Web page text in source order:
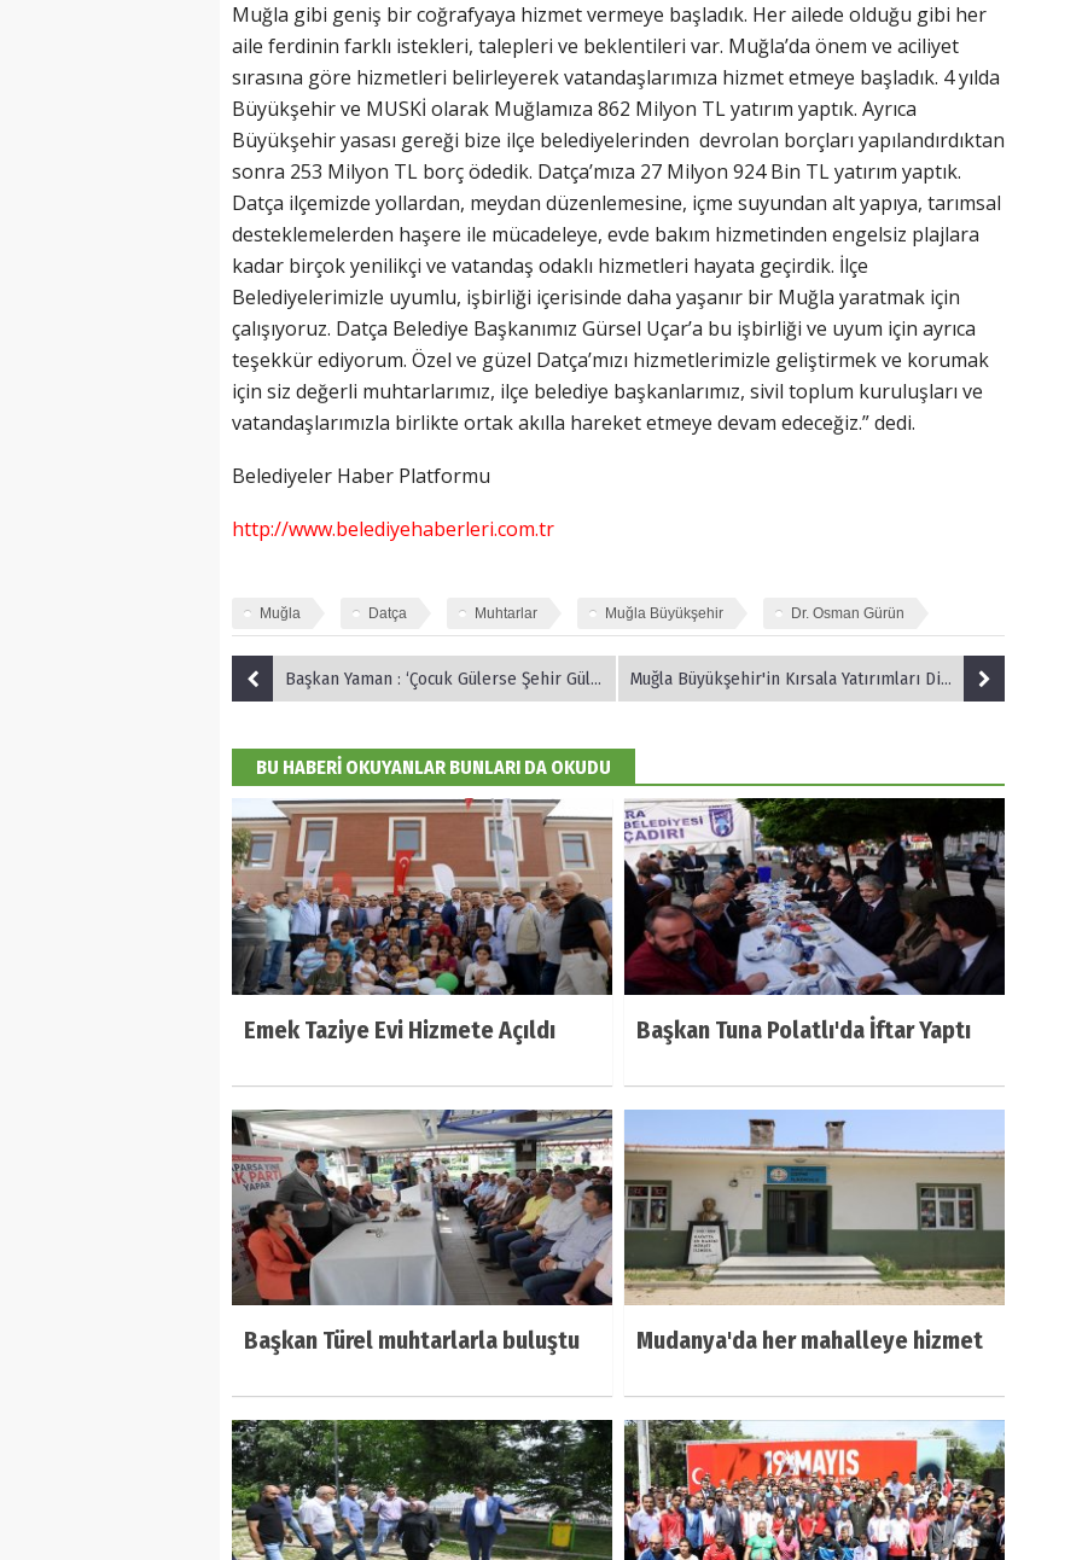
Muğla gibi geniş bir coğrafyaya hizmet vermeye başladık. Her ailede olduğu gibi her
aile ferdinin farklı istekleri, talepleri ve beklentileri var. Muğla’da önem ve aciliyet
sırasına göre hizmetleri belirleyerek vatandaşlarımıza hizmet etmeye başladık. 4 yılda
Büyükşehir ve MUSKİ olarak Muğlamıza 862 Milyon TL yatırım yaptık. Ayrıca
Büyükşehir yasası gereği bize ilçe belediyelerinden devrolan borçları yapılandırdıktan
sonra 253 Milyon TL borç ödedik. Datça’mıza 27 Milyon 924 Bin TL yatırım yaptık.
Datça ilçemizde yollardan, meydan düzenlemesine, içme suyundan alt yapıya, tarımsal
desteklemelerden haşere ile mücadeleye, evde bakım hizmetinden engelsiz plajlara
kadar birçok yenilikçi ve vatandaş odaklı hizmetleri hayata geçirdik. İlçe
Belediyelerimizle uyumlu, işbirliği içerisinde daha yaşanır bir Muğla yaratmak için
çalışıyoruz. Datça Belediye Başkanımız Gürsel Uçar’a bu işbirliği ve uyum için ayrıca
teşekkür ediyorum. Özel ve güzel Datça’mızı hizmetlerimizle geliştirmek ve korumak
için siz değerli muhtarlarımız, ilçe belediye başkanlarımız, sivil toplum kuruluşları ve
vatandaşlarımızla birlikte ortak akılla hareket etmeye devam edeceğiz.” dedi.
Belediyeler Haber Platformu
http://www.belediyehaberleri.com.tr
Muğla Datça Muhtarlar Muğla Büyükşehir Dr. Osman Gürün
Başkan Yaman : ‘Çocuk Gülerse Şehir Güler’ Muğla Büyükşehir'in Kırsala Yatırımları Dikkat Çekiyor
BU HABERİ OKUYANLAR BUNLARI DA OKUDU
Emek Taziye Evi Hizmete Açıldı Başkan Tuna Polatlı'da İftar Yaptı
Başkan Türel muhtarlarla buluştu Mudanya'da her mahalleye hizmet